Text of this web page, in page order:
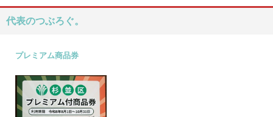
代表のつぶろぐ。
プレミアム商品券